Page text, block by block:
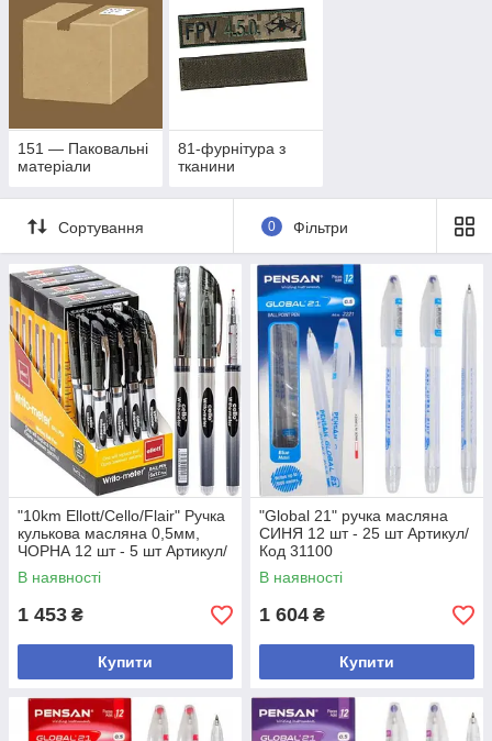
151 — Паковальні
матеріали
81-фурнітура з
тканини
Сортування 0 Фільтри
"10km Ellott/Cello/Flair" Ручка
кулькова масляна 0,5мм,
ЧОРНА 12 шт - 5 шт Артикул/
Код 562
В наявності
1 453 ₴
Купити
"Global 21" ручка масляна
СИНЯ 12 шт - 25 шт Артикул/
Код 31100
В наявності
1 604 ₴
Купити